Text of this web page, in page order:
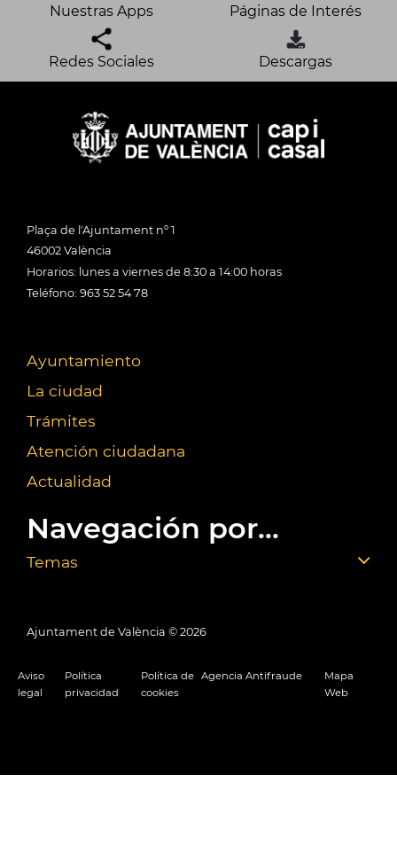
Nuestras Apps Páginas de Interés
Redes Sociales Descargas
Plaça de l'Ajuntament nº 1
46002 València
Horarios: lunes a viernes de 8:30 a 14:00 horas
Teléfono: 963 52 54 78
Ayuntamiento
La ciudad
Trámites
Atención ciudadana
Actualidad
Navegación por...
Temas
Ajuntament de València © 2026
Aviso
legal
Política
privacidad
Política de
cookies
Agencia Antifraude
Mapa
Web